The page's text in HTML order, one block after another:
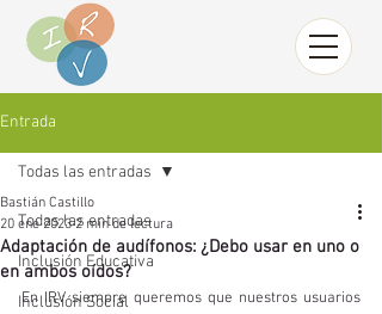
Entrada
Todas las entradas
Inclusión Educativa
Inclusión Social
Todas las entradas
Adaptación de audífonos: ¿Debo usar en uno o
en ambos oídos?
Bastián Castillo
20 ene 2023 2 min de lectura
En IRV siempre queremos que nuestros usuarios